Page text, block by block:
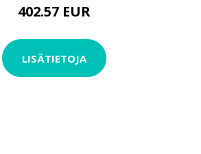
402.57 EUR
LISÄTIETOJA